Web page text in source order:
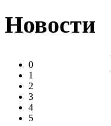
Новости
0
1
2
3
4
5